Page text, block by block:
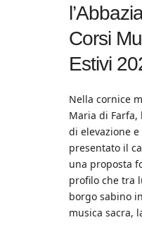
Corsi
Estivi
Nella cornice
Maria di
di elevazione
presentato il
una proposta
profilo che tra
borgo sabino
musica sacra,